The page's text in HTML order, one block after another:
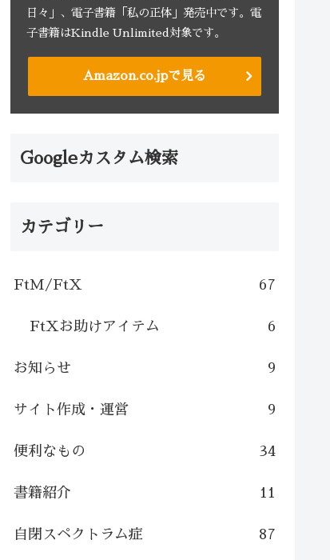
日々」、電子書籍「私の正体」発売中です。電
子書籍はKindle Unlimited対象です。
Amazon.co.jpで見る
Googleカスタム検索
カテゴリー
FtM/FtX 67
FtXお助けアイテム 6
お知らせ 9
サイト作成・運営 9
便利なもの 34
書籍紹介 11
自閉スペクトラム症 87